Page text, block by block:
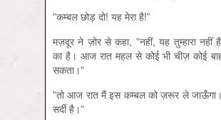
”कम्बल छोड़ दो! यह मेरा है!”
मज़दूर ने ज़ोर से कहा, ”नहीं, यह तुम्हारा
का है। आज रात महल से कोई भी चीज़ कोई
सकता।”
”तो आज रात मैं इस कम्बल को ज़रूर ले
सर्दी है।”